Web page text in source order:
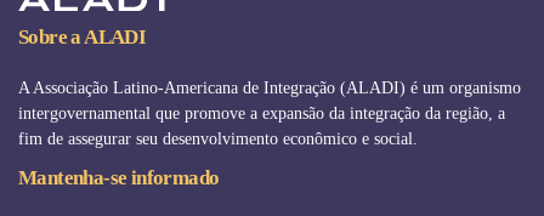
Sobre a ALADI
A Associação Latino-Americana de Integração (ALADI) é um organismo
intergovernamental que promove a expansão da integração da região, a
fim de assegurar seu desenvolvimento econômico e social.
Mantenha-se informado